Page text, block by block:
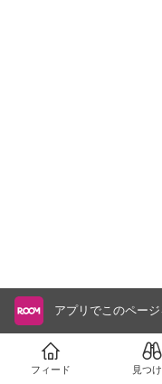
アプリでこのペー
フィード 見つ